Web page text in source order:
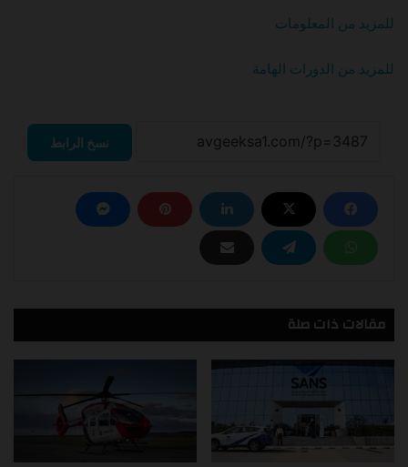
للمزيد من المعلومات
للمزيد من الدورات الهامة
نسخ الرابط
مقالات ذات صلة